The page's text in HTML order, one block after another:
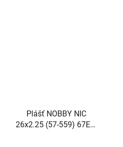
Plášť NOBBY NIC
26x2.25 (57-559) 67EPI